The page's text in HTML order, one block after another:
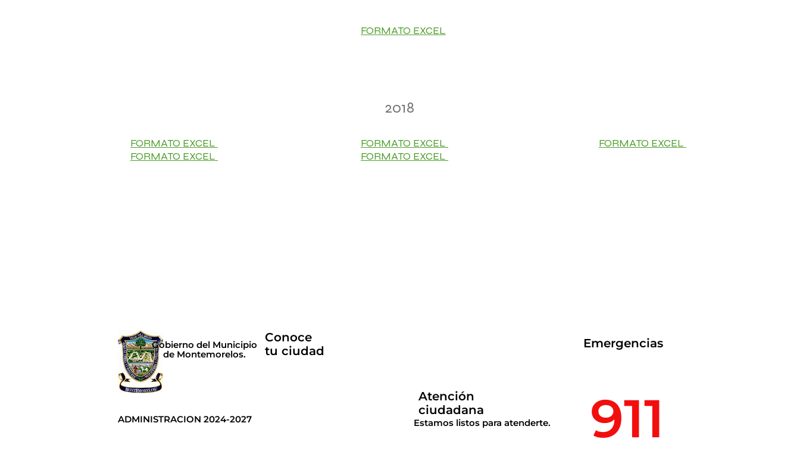
FORMATO EXCEL
2018
FORMATO EXCEL
FORMATO EXCEL
FORMATO EXCEL
FORMATO EXCEL
FORMATO EXCEL
Gobierno del Municipio
de Montemorelos.
ADMINISTRACION 2024-2027
Conoce
tu ciudad
Emergencias
Atención
ciudadana
Estamos listos para atenderte. 911